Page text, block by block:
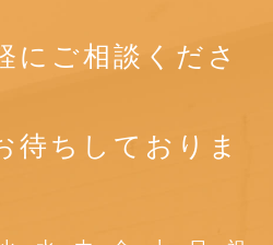
にご相談くださ
待ちしておりま